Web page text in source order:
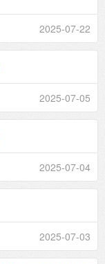
2025-07-22
2025-07-05
2025-07-04
2025-07-03